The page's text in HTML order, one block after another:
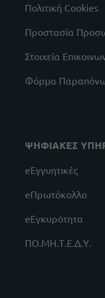
Πολιτική Cookies
Προστασία
Στοιχεία
Φόρμα
ΨΗΦΙΑΚΕΣ
eΕγγυητικές
eΠρωτόκολλο
eΕγκυρότητα
ΠΟ.ΜΗ.Τ.Ε.Δ.Υ.